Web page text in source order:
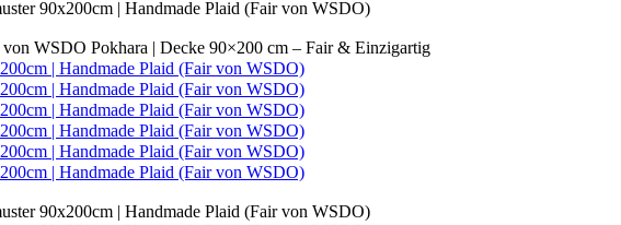
WSDO Pokhara | Decke 90×200 cm – Fair & Einzigartig